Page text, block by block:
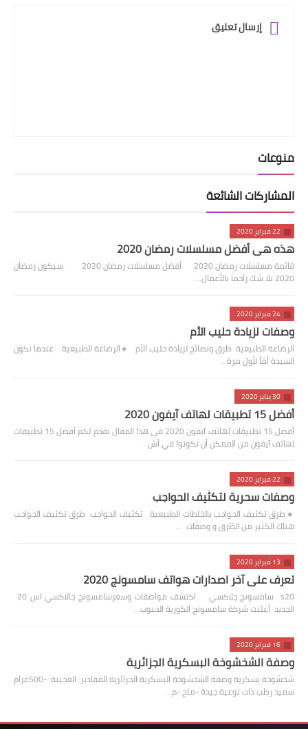
إرسال تعليق
منوعات
المشاركات الشائعة
22 فبراير 2020
هذه هي أفضل مسلسلات رمضان 2020
قائمة مسلسلات رمضان 2020 أفضل مسلسلات رمضان 2020 سيكون رمضان
2020 بلا شك زاخما بالأعمال…
24 فبراير 2020
وصفات لزيادة حليب الأم
الرضاعة الطبيعية طرق ونصائح لزيادة حليب الأم 🔸️الرضاعة الطبيعية عندما تكون
السيدة أمّاً لأول مرة…
30 يناير 2020
أفضل 15 تطبيقات لهاتف آيفون 2020
أفضل 15 تطبيقات لهاتف آيفون 2020 في هذا المقال نقدم لكم أفضل 15 تطبيقات
لهاتف آيفون من الممكن أن تكونوا في أش…
22 فبراير 2020
وصفات سحرية لتكثيف الحواجب
🔸️طرق تكثيف الحواجب بالخلطات الطبيعية تكثيف الحواجب طرق تكثيف الحواجب
هناك الكثير من الطّرق و وصفات …
13 فبراير 2020
تعرف على آخر اصدارات هواتف سامسونج 2020
الجديد أعلنت شركة سامسونج الكورية الجنوب…
16 فبراير 2020
وصفة الشخشوخة البسكرية الجزائرية
شخشوخة بسكرية وصفة الشخشوخة البسكرية الجزائرية المقادير: العجينة: -500غرام
سميد رطب ذات نوعية جيدة -ملح -م…